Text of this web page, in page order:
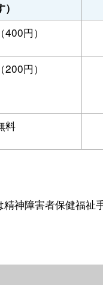
円）
円）
料
神障害者保健福祉